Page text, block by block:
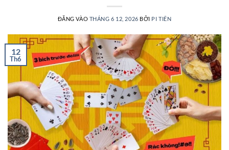
ĐĂNG VÀO THÁNG 6 12, 2026 BỞI PI TIÊN
12
Th6